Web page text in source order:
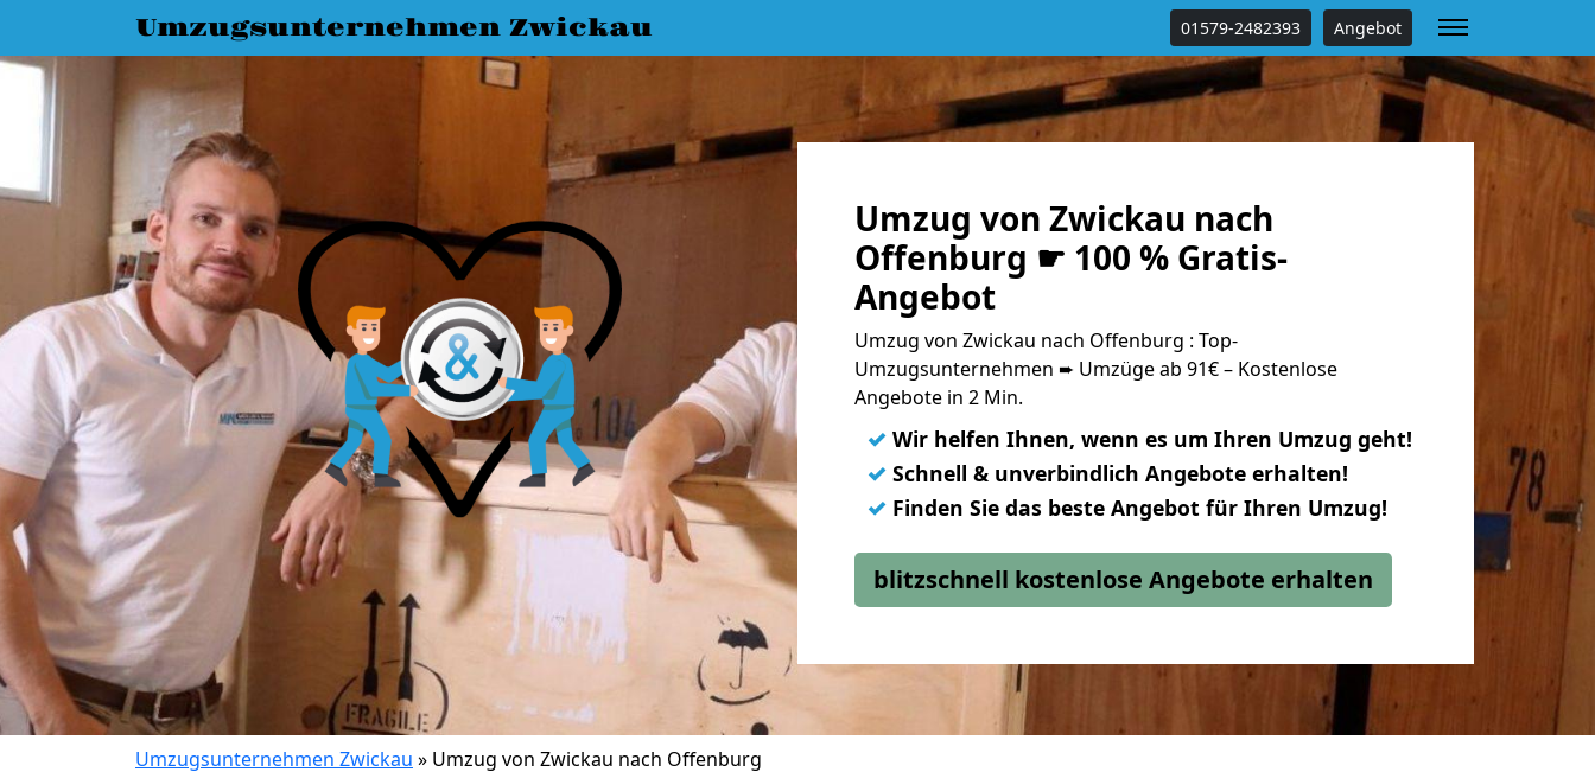
Umzugsunternehmen Zwickau 01579-2482393 Angebot
Umzug von Zwickau nach
Offenburg ☛ 100 % Gratis-
Angebot
Umzug von Zwickau nach Offenburg : Top-
Umzugsunternehmen ➨ Umzüge ab 91€ – Kostenlose
Angebote in 2 Min.
✓ Wir helfen Ihnen, wenn es um Ihren Umzug geht!
✓ Schnell & unverbindlich Angebote erhalten!
✓ Finden Sie das beste Angebot für Ihren Umzug!
blitzschnell kostenlose Angebote erhalten
Umzugsunternehmen Zwickau » Umzug von Zwickau nach Offenburg